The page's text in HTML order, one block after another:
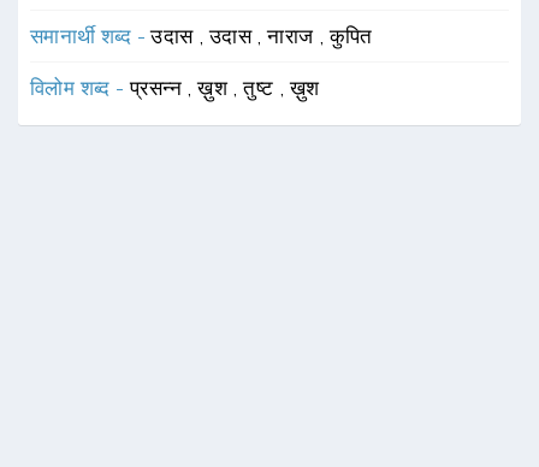
समानार्थी शब्द -उदास ,उदास ,नाराज ,कुपित
विलोम शब्द -प्रसन्न ,ख़ुश ,तुष्ट ,ख़ुश